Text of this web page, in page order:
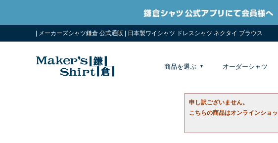
| メーカーズシャツ鎌倉 公式通販 | 日本製ワイシャツ ドレスシャツ ネクタイ ブラウス
商品を選ぶ オーダーシャツ
申し訳ございません。
こちらの商品はオンラインショ